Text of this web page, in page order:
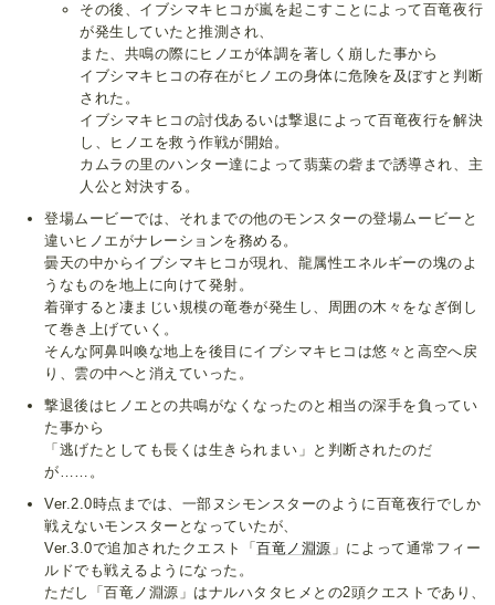
その後、イブシマキヒコが嵐を起こすことによって百竜夜行
が発生していたと推測され、
また、共鳴の際にヒノエが体調を著しく崩した事から
イブシマキヒコの存在がヒノエの身体に危険を及ぼすと判断
された。
イブシマキヒコの討伐あるいは撃退によって百竜夜行を解決
し、ヒノエを救う作戦が開始。
カムラの里のハンター達によって翡葉の砦まで誘導され、主
人公と対決する。
登場ムービーでは、それまでの他のモンスターの登場ムービーと
違いヒノエがナレーションを務める。
曇天の中からイブシマキヒコが現れ、龍属性エネルギーの塊のよ
うなものを地上に向けて発射。
着弾すると凄まじい規模の竜巻が発生し、周囲の木々をなぎ倒し
て巻き上げていく。
そんな阿鼻叫喚な地上を後目にイブシマキヒコは悠々と高空へ戻
り、雲の中へと消えていった。
撃退後はヒノエとの共鳴がなくなったのと相当の深手を負ってい
た事から
「逃げたとしても長くは生きられまい」と判断されたのだ
が……。
Ver.2.0時点までは、一部ヌシモンスターのように百竜夜行でしか
戦えないモンスターとなっていたが、
Ver.3.0で追加されたクエスト「百竜ノ淵源 」によって通常フィー
ルドでも戦えるようになった。
ただし「百竜ノ淵源」はナルハタタヒメとの2頭クエストであり、